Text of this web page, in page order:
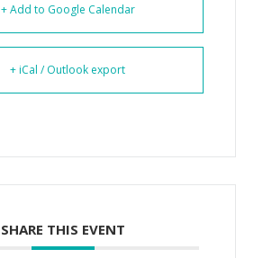
+ Add to Google Calendar
+ iCal / Outlook export
SHARE THIS EVENT